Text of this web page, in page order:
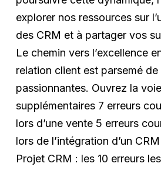
explorer nos ressources sur
des CRM et à partager vos
Le chemin vers l’excellence
relation client est parsemé
passionnantes. Ouvrez la
supplémentaires 7 erreurs
lors d’une vente 5 erreurs
lors de l’intégration d’un
Projet CRM : les 10 erreurs